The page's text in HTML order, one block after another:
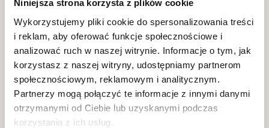
Niniejsza strona korzysta z plików cookie
Wykorzystujemy pliki cookie do spersonalizowania treści
i reklam, aby oferować funkcje społecznościowe i
analizować ruch w naszej witrynie. Informacje o tym, jak
korzystasz z naszej witryny, udostępniamy partnerom
społecznościowym, reklamowym i analitycznym.
Partnerzy mogą połączyć te informacje z innymi danymi
otrzymanymi od Ciebie lub uzyskanymi podczas
korzystania z ich usług.
Paulina
Przybysz |
Insides
20.09
2026